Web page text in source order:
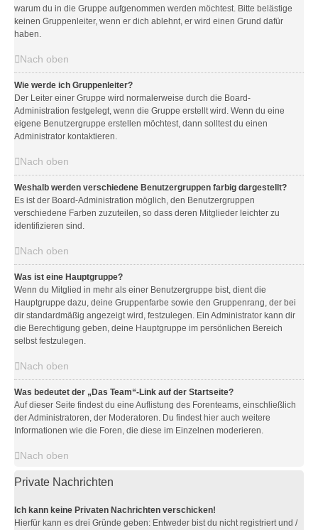
warum du in die Gruppe aufgenommen werden möchtest. Bitte belästige
keinen Gruppenleiter, wenn er dich ablehnt, er wird einen Grund dafür
haben.
Nach oben
Wie werde ich Gruppenleiter?
Der Leiter einer Gruppe wird normalerweise durch die Board-
Administration festgelegt, wenn die Gruppe erstellt wird. Wenn du eine
eigene Benutzergruppe erstellen möchtest, dann solltest du einen
Administrator kontaktieren.
Nach oben
Weshalb werden verschiedene Benutzergruppen farbig dargestellt?
Es ist der Board-Administration möglich, den Benutzergruppen
verschiedene Farben zuzuteilen, so dass deren Mitglieder leichter zu
identifizieren sind.
Nach oben
Was ist eine Hauptgruppe?
Wenn du Mitglied in mehr als einer Benutzergruppe bist, dient die
Hauptgruppe dazu, deine Gruppenfarbe sowie den Gruppenrang, der bei
dir standardmäßig angezeigt wird, festzulegen. Ein Administrator kann dir
die Berechtigung geben, deine Hauptgruppe im persönlichen Bereich
selbst festzulegen.
Nach oben
Was bedeutet der „Das Team“-Link auf der Startseite?
Auf dieser Seite findest du eine Auflistung des Forenteams, einschließlich
der Administratoren, der Moderatoren. Du findest hier auch weitere
Informationen wie die Foren, die diese im Einzelnen moderieren.
Nach oben
Private Nachrichten
Ich kann keine Privaten Nachrichten verschicken!
Hierfür kann es drei Gründe geben: Entweder bist du nicht registriert und /